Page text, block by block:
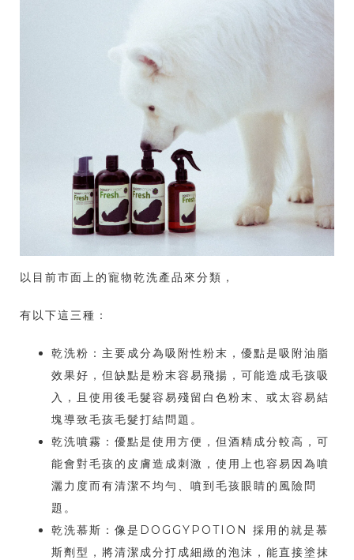
以目前市面上的寵物乾洗產品來分類，
有以下這三種：
乾洗粉：主要成分為吸附性粉末，優點是吸附油脂
效果好，但缺點是粉末容易飛揚，可能造成毛孩吸
入，且使用後毛髮容易殘留白色粉末、或太容易結
塊導致毛孩毛髮打結問題。
乾洗噴霧：優點是使用方便，但酒精成分較高，可
能會對毛孩的皮膚造成刺激，使用上也容易因為噴
灑力度而有清潔不均勻、噴到毛孩眼睛的風險問
題。
乾洗慕斯：像是DOGGYPOTION 採用的就是慕
斯劑型，將清潔成分打成細緻的泡沫，能直接塗抹